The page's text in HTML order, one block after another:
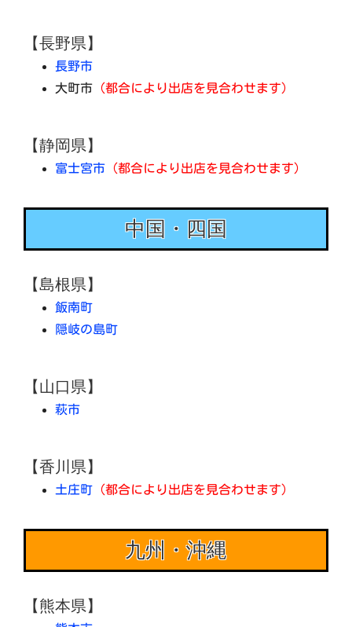
【長野県】
長野市
大町市（都合により出店を見合わせます）
【静岡県】
富士宮市（都合により出店を見合わせます）
中国・四国
【島根県】
飯南町
隠岐の島町
【山口県】
萩市
【香川県】
土庄町（都合により出店を見合わせます）
九州・沖縄
【熊本県】